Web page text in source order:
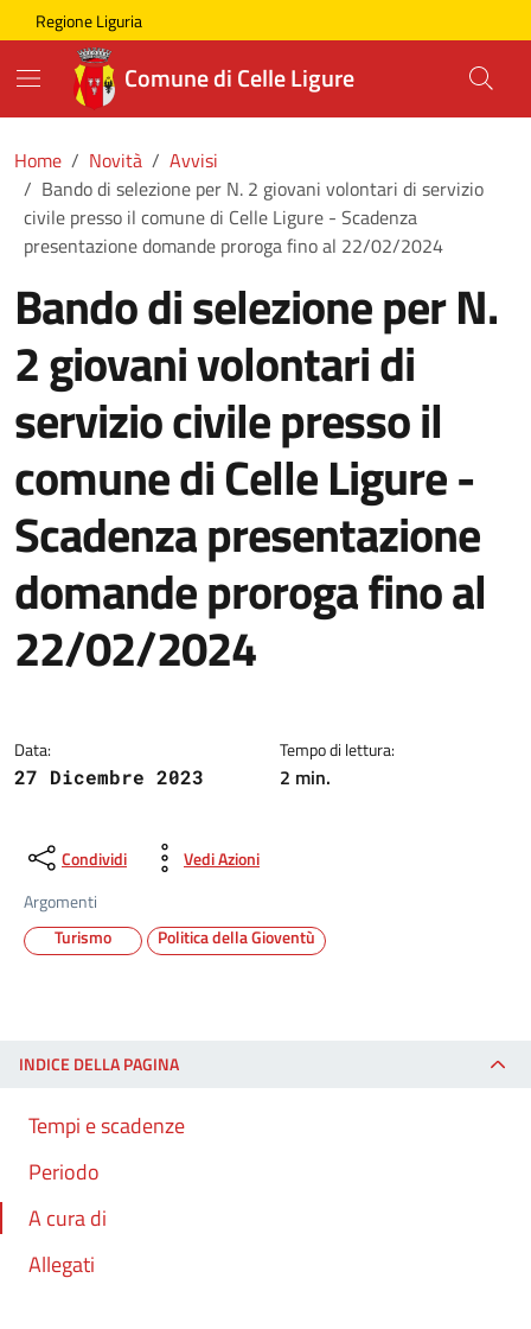
Skip to main content
Comune di Celle Ligure
Regione Liguria
Comune di Celle Ligure
Home Novità
Avvisi
Bando di selezione per N. 2 giovani volontari di servizio
civile presso il comune di Celle Ligure - Scadenza
presentazione domande proroga fino al 22/02/2024
Bando di selezione per N.
2 giovani volontari di
servizio civile presso il
comune di Celle Ligure -
Scadenza presentazione
domande proroga fino al
22/02/2024
Data:
27 Dicembre 2023
Tempo di lettura:
2 min.
Condividi
Vedi Azioni
Argomenti
Turismo
Politica della Gioventù
INDICE DELLA PAGINA
Tempi e scadenze
Periodo
A cura di
Allegati